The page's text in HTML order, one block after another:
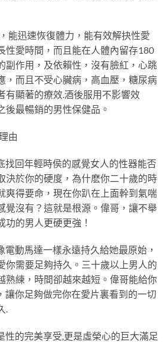
能迅速恢復體力，能有效解抉性愛
性愛時間，而且能在人體內留存180
副作用，及依賴性，沒有臉紅，心跳
，而且不受心臟病，高血壓，糖尿病
有顯著的療效.酒後服用不影響效
後最暢銷的男性保健品。
由
找回年輕時侯的感覺女人的性器能否
決於你的硬度，為什麽你二十歲的時
爽得要命，現在你趴在上面幹到氣喘
覺沒有？這就是根源。偉哥，讓不舉
功的男人更硬更強！
電動馬達一樣永遠持久給她最原始，
你需要足夠持久。三十歲以上男人的
熟練，時間卻越來越短。偉哥能給你
讓你足夠做完你在愛片裏看到的一切
.
性的完美享受,更是虛榮心的巨大滿足